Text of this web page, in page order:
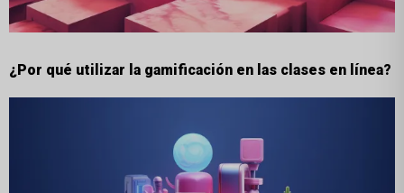
¿Por qué utilizar la gamificación en las clases en línea?